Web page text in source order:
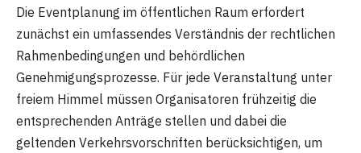
Die Eventplanung im öffentlichen Raum erfordert
zunächst ein umfassendes Verständnis der rechtlichen
Rahmenbedingungen und behördlichen
Genehmigungsprozesse. Für jede Veranstaltung unter
freiem Himmel müssen Organisatoren frühzeitig die
entsprechenden Anträge stellen und dabei die
geltenden Verkehrsvorschriften berücksichtigen, um